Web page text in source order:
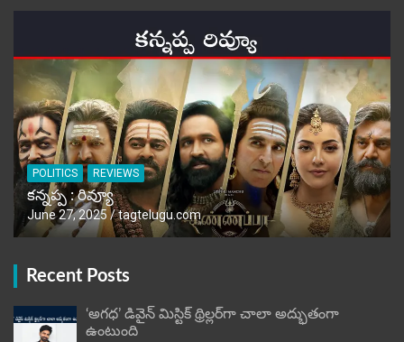
POLITICS REVIEWS
కన్నప్ప : రివ్యూ
June 27, 2025 tagtelugu.com
Recent Posts
‘అగధ’ డివైన్ మిస్టిక్ థ్రిల్లర్‌గా చాలా అద్భుతంగా
ఉంటుంది